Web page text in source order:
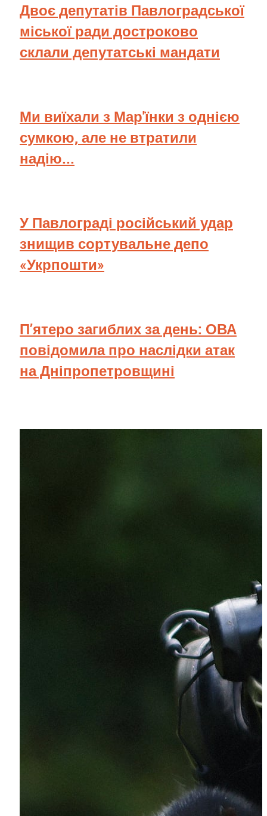
Двоє депутатів Павлоградської
міської ради достроково
склали депутатські мандати
Ми виїхали з Мар'їнки з однією
сумкою, але не втратили
надію...
У Павлограді російський удар
знищив сортувальне депо
«Укрпошти»
П’ятеро загиблих за день: ОВА
повідомила про наслідки атак
на Дніпропетровщині